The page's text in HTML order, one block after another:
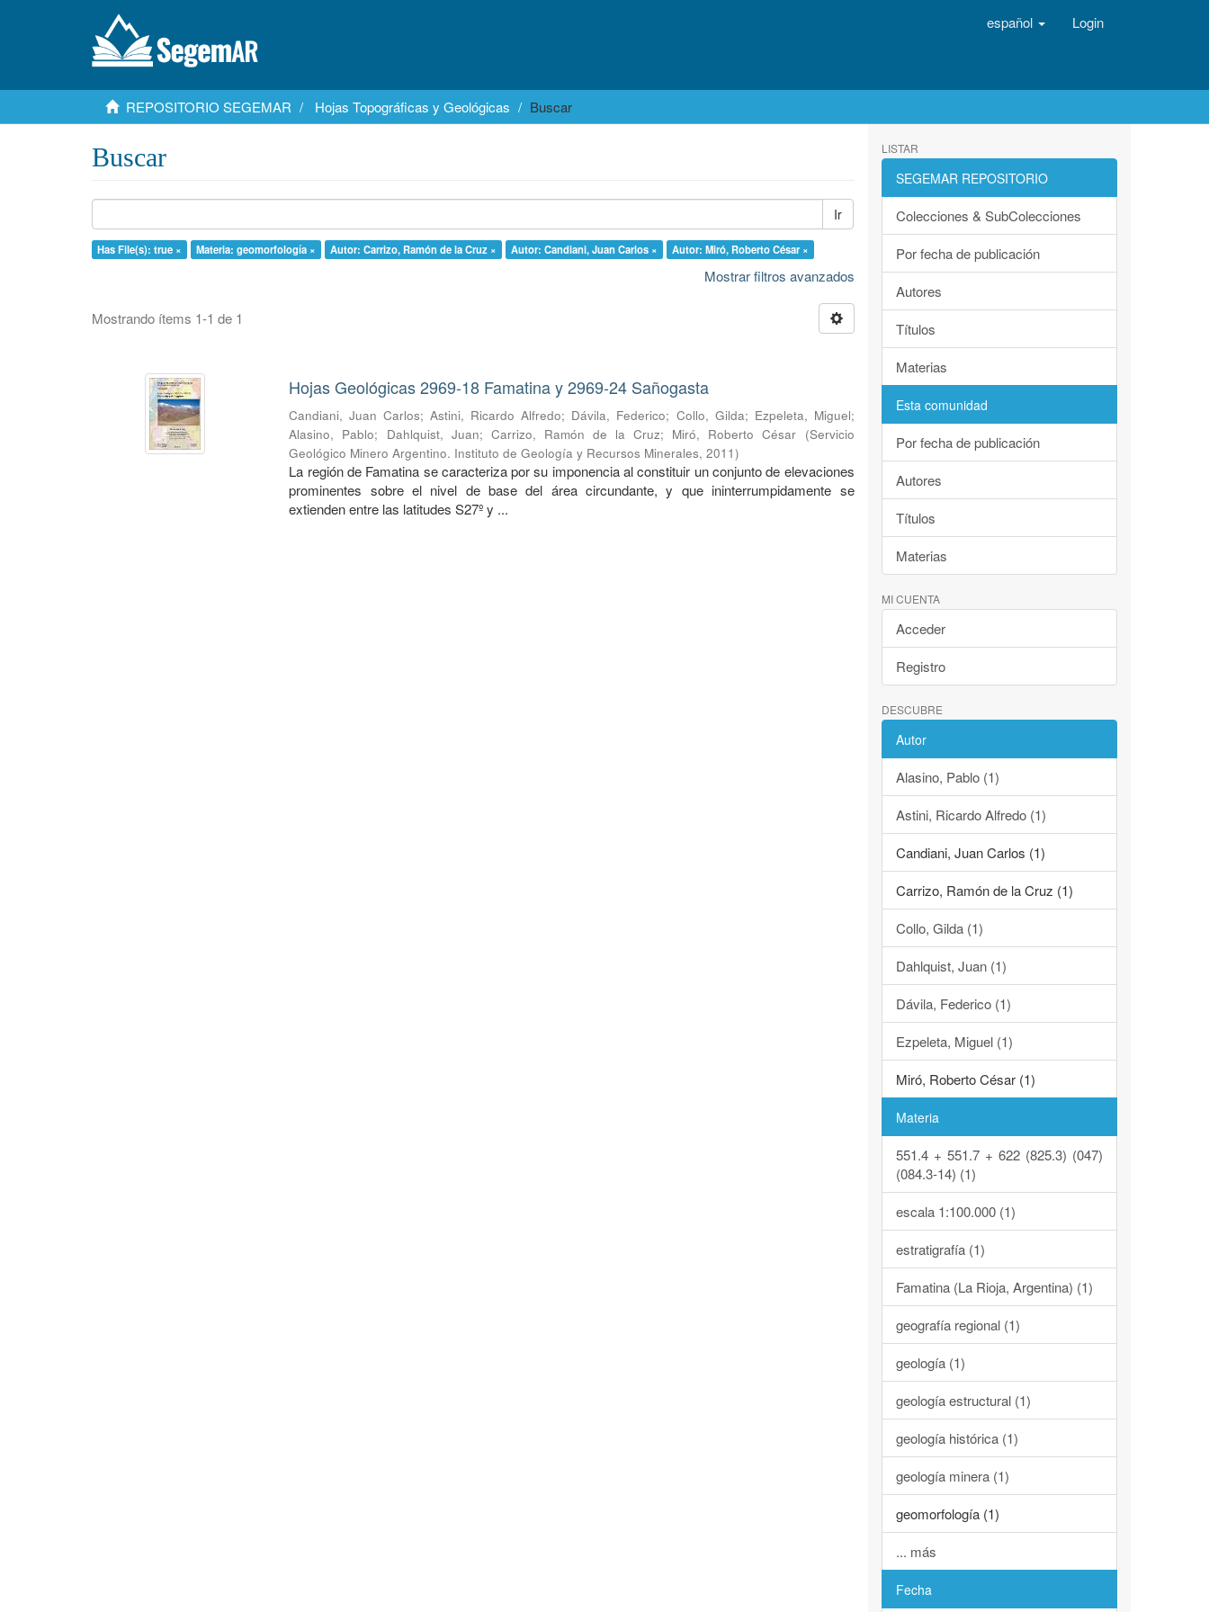
español Login
REPOSITORIO SEGEMAR Hojas Topográficas y Geológicas Buscar
Buscar
Ir
Has File(s): true × Materia: geomorfología × Autor: Carrizo, Ramón de la Cruz × Autor: Candiani, Juan Carlos × Autor: Miró, Roberto César ×
Mostrar filtros avanzados
Mostrando ítems 1-1 de 1
Hojas Geológicas 2969-18 Famatina y 2969-24 Sañogasta
Candiani, Juan Carlos;Astini, Ricardo Alfredo; Dávila, Federico; Collo, Gilda; Ezpeleta, Miguel;
Alasino, Pablo; Dahlquist, Juan; Carrizo, Ramón de la Cruz; Miró, Roberto César (Servicio
Geológico Minero Argentino. Instituto de Geología y Recursos Minerales,2011)
La región de Famatina se caracteriza por su imponencia al constituir un conjunto de elevaciones
prominentes sobre el nivel de base del área circundante, y que ininterrumpidamente se
extienden entre las latitudes S27º y ...
LISTAR
SEGEMAR REPOSITORIO
Colecciones & SubColecciones
Por fecha de publicación
Autores
Títulos
Materias
Esta comunidad
Por fecha de publicación
Autores
Títulos
Materias
MI CUENTA
Acceder
Registro
DESCUBRE
Autor
Alasino, Pablo (1)
Astini, Ricardo Alfredo (1)
Candiani, Juan Carlos (1)
Carrizo, Ramón de la Cruz (1)
Collo, Gilda (1)
Dahlquist, Juan (1)
Dávila, Federico (1)
Ezpeleta, Miguel (1)
Miró, Roberto César (1)
Materia
551.4 + 551.7 + 622 (825.3) (047)
(084.3-14) (1)
escala 1:100.000 (1)
estratigrafía (1)
Famatina (La Rioja, Argentina) (1)
geografía regional (1)
geología (1)
geología estructural (1)
geología histórica (1)
geología minera (1)
geomorfología (1)
... más
Fecha